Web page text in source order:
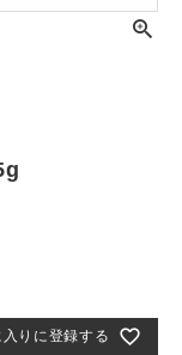
入りに登録する